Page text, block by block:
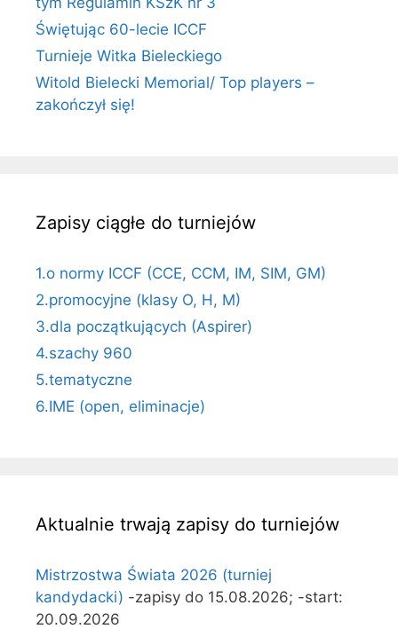
Świętując 60-lecie ICCF
Turnieje Witka Bieleckiego
Witold Bielecki Memorial/ Top players –
zakończył się!
Zapisy ciągłe do turniejów
1.o normy ICCF (CCE, CCM, IM, SIM, GM)
2.promocyjne (klasy O, H, M)
3.dla początkujących (Aspirer)
4.szachy 960
5.tematyczne
6.IME (open, eliminacje)
Aktualnie trwają zapisy do turniejów
Mistrzostwa Świata 2026 (turniej
kandydacki) -zapisy do 15.08.2026; -start:
20.09.2026